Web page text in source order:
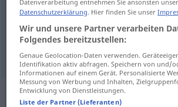
ausrufen, verkünd(ig)en,
proclamar
offenbaren proclamar
Beispielsätze für
Datenverarbeitung entnehmen Sie ansonsten
Datenschutzerklärung. Hier finden Sie unser
Wir und unsere Partner verarbeiten
Folgendes bereitzustellen:
Genaue Geolocation-Daten verwenden.
Identifikation aktiv abfragen. Speichern von und/
Informationen auf einem Gerät. Personalisierte
Messung von Werbung und Inhalten,
Entwicklung von Dienstleistungen.
Liste der Partner (Lieferanten)